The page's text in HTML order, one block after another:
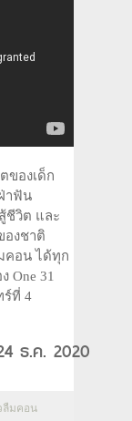
ของเด็ก
าฟัน
ชีวิต และ
องชาติ
คอน ได้ทุก
One 31
ร์ที่ 4
ธ.ค. 2020
ลืมคอน